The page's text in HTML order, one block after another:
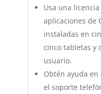
Usa una
aplicaciones de
instaladas en
cinco tabletas y
usuario.
Obtén ayuda
el soporte